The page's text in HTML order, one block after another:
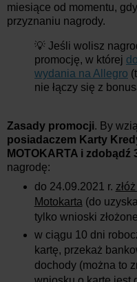
miesiące od momentu,
przyznaniu nagrody.
💡 Jeśli wolisz
promocję, w której
wydania na Allegro
nie łączy się z
Zasady promocji. By
posiadaczem Karty
MOTOKARTA i zdobądź
nagrodę:
do 24.09.2021 r.
Motokarta(do
tylko wnioski
w ciągu 10 dni
kartę, przekaż
dochody (można to